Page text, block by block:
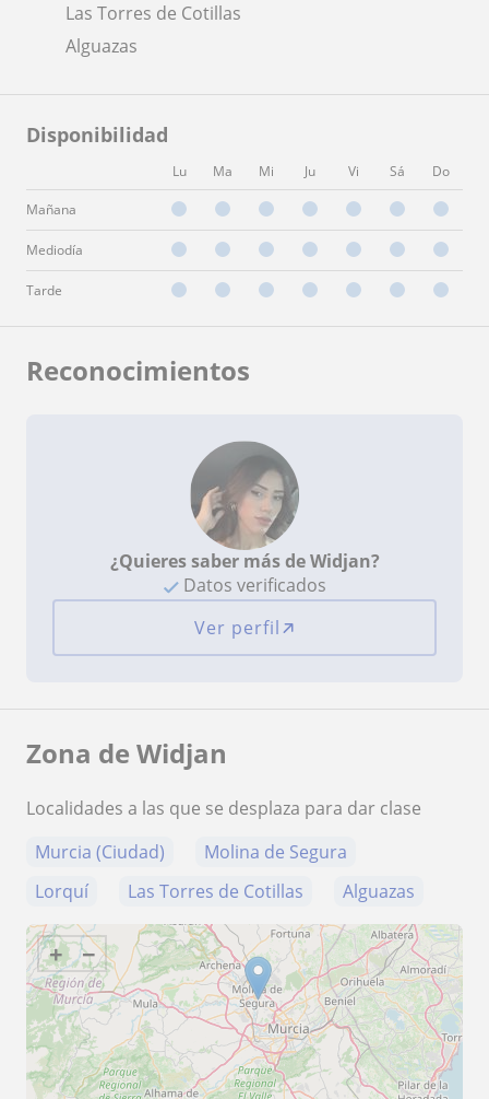
Las Torres de Cotillas
Alguazas
Disponibilidad
Lu Ma Mi Ju Vi Sá Do
Mañana
Mediodía
Tarde
Reconocimientos
¿Quieres saber más de Widjan?
Datos verificados
Ver perfil
Zona de Widjan
Localidades a las que se desplaza para dar clase
Murcia (Ciudad)
Molina de Segura
Lorquí
Las Torres de Cotillas Alguazas
+ −